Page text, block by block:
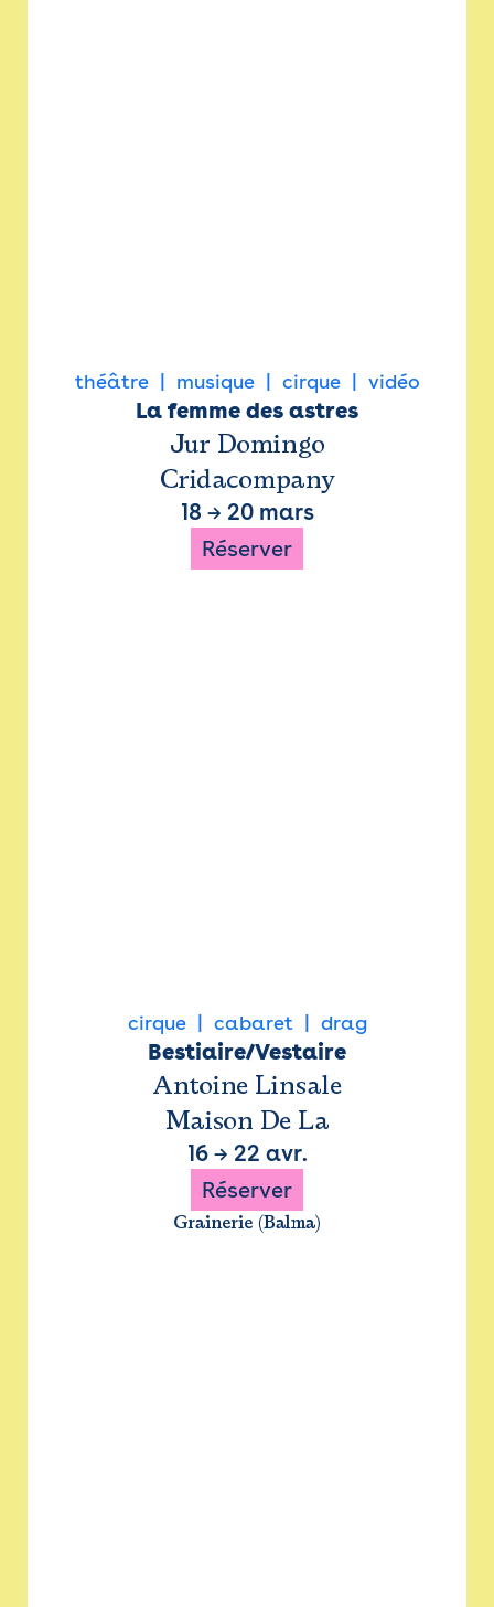
théâtre musique cirque vidéo
La femme des astres
Jur Domingo
Cridacompany
18 → 20 mars
Réserver
cirque cabaret drag
Bestiaire/Vestaire
Antoine Linsale
Maison De La
16→ 22 avr.
Réserver
Grainerie (Balma)